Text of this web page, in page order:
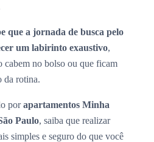
que a jornada de busca pelo
um labirinto exaustivo,
cabem no bolso ou que ficam
da rotina.
porapartamentos Minha
Paulo, saiba que realizar
simples e seguro do que você